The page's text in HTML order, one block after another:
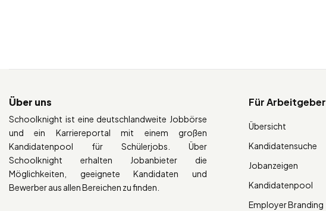
Über uns
Schoolknight ist eine deutschlandweite Jobbörse
und ein Karriereportal mit einem großen
Kandidatenpool für Schülerjobs. Über
Schoolknight erhalten Jobanbieter die
Möglichkeiten, geeignete Kandidaten und
Bewerber aus allen Bereichen zu finden.
Für Arbeitgeber
Übersicht
Kandidatensuche
Jobanzeigen
Kandidatenpool
Employer Branding